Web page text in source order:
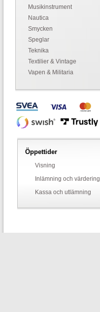
Musikinstrument
Nautica
Smycken
Speglar
Teknika
Textilier & Vintage
Vapen & Militaria
Öppettider
Visning
Inlämning och värdering
Kassa och utlämning